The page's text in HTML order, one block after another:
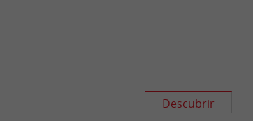
Descubrir